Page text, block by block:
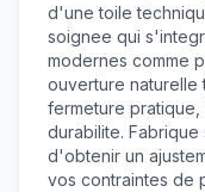
d'une toile
soignee qui
modernes comme
ouverture naturelle
fermeture
durabilite.
d'obtenir un
vos contraintes de